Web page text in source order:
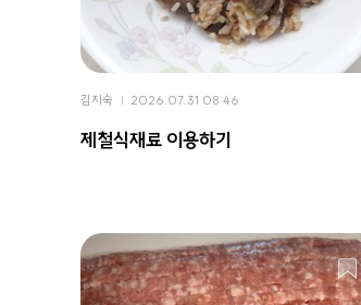
김지숙 2026.07.31 08:46
제철식재료 이용하기